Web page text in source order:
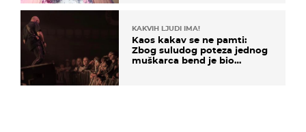
KAKVIH LJUDI IMA!
Kaos kakav se ne pamti:
Zbog suludog poteza jednog
muškarca bend je bio